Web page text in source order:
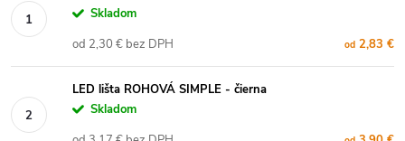
Skladom
od2,83 €
od 2,30 € bez DPH
LED lišta ROHOVÁ SIMPLE - čierna
Skladom